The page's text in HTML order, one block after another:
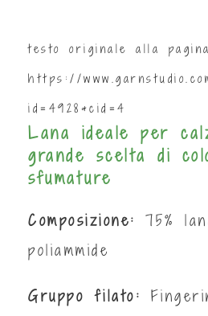
testo originale alla pagina
https://
id=4928&cid=4
Lana ideale per
grande scelta di
sfumature
Composizione: 75%
poliammide
Gruppo filato: